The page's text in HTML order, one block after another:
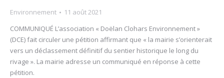
Environnement
11 août 2021
COMMUNIQUÉ L’association « Doëlan Clohars Environnement »
(DCE) fait circuler une pétition affirmant que « la mairie s’orienterait
vers un déclassement définitif du sentier historique le long du
rivage ». La mairie adresse un communiqué en réponse à cette
pétition.